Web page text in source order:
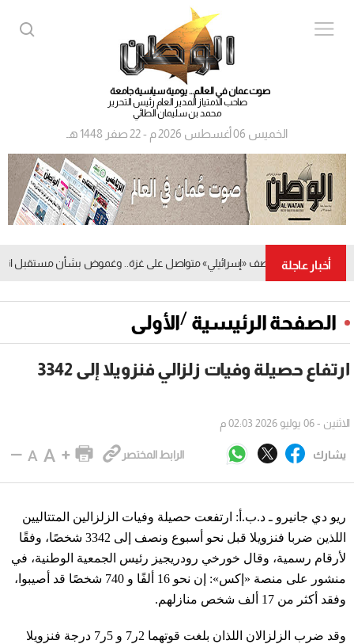
صوت عمان في العالم... يومية سياسية جامعة
صاحب الامتياز المدير العام رئيس التحرير
محمد بن سليمان الطائي
الخميس 06 أغسطس 2026 م - 22 صفر 1448 هـ
أخبار عاجلةقصف «إسرائيلي» متواصل على غزة.. وغموض بشأن مستقبل اتفاق
الصفحة الرئيسية /الأولى
ارتفاع حصيلة وفيات زلزالي فنزويلا إلى 3342
يشارك الرابط المختصر
الاثنين - 06 يوليو 2026 02:03 م
ريو دي جانيرو ـ د.ب.أ: ارتفعت حصيلة وفيات الزلزالين المتتاليين
اللذين ضربا فنزويلا قبل نحو أسبوع ونصف إلى 3342 شخصًا، وفقًا
لأرقام رسمية، وقال خورخي رودريجيز رئيس الجمعية الوطنية، في
منشور على منصة «إكس»: إن نحو 16 ألفًا و 740 شخصًا قد أصيبوا،
وفقد أكثر من 17 ألف شخص منازلهم.
وقد ضرب الزلزالان اللذان بلغت قوتهما 2ر7 و 5ر7 درجة فنزويلا